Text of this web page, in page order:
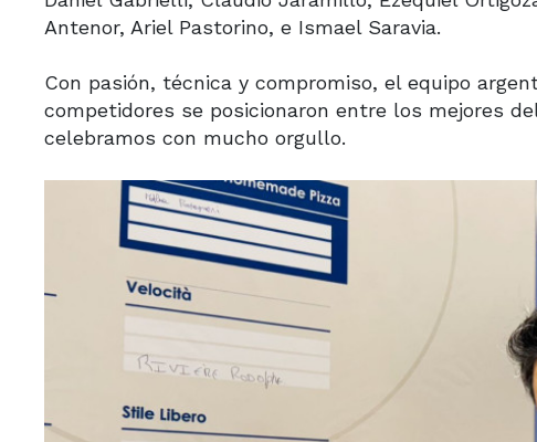
Antenor, Ariel Pastorino, e Ismael Saravia.
Con pasión, técnica y compromiso, el equipo
competidores se posicionaron entre los mejores
celebramos con mucho orgullo.